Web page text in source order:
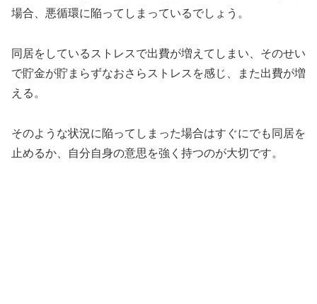
場合、悪循環に陥ってしまっているでしょう。
同居をしているストレスで出費が増えてしまい、そのせい
で貯金が貯まらずなおさらストレスを感じ、また出費が増
える。
そのような状況に陥ってしまった場合はすぐにでも同居を
止めるか、自分自身の意思を強く持つのが大切です。